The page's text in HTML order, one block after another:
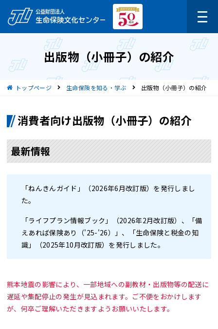
出版物（小冊子）の紹介
現在位置トップページ 生命保険を知る・学ぶ 出版物（小冊子）の紹介
消費者向け出版物（小冊子）の紹介
最新情報
「ねんきんガイド」
（2026年6月改訂版）を発行しまし
た。
「ライフプラン情報ブック」 （2026年2月改訂版）、
「備
えあれば保険あり（'25-'26）」 、
「生命保険と税金の知
識」
（2025年10月改訂版）を発行しました。
熊本地震の影響により、一部地域への副教材・出版物等の配送に
遅延や集配停止の発生が見込まれます。ご不便をおかけします
が、何卒ご理解いただきますようお願いいたします。